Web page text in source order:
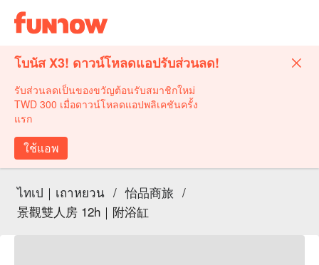
โบนัส X3! ดาวน์โหลดแอปรับส่วนลด!
รับส่วนลดเป็นของขวัญต้อนรับสมาชิกใหม่
TWD 300 เมื่อดาวน์โหลดแอปพลิเคชันครั้ง
แรก
ใช้แอพ
ไทเป｜เถาหยวน / 怡品商旅 /
景觀雙人房 12h｜附浴缸